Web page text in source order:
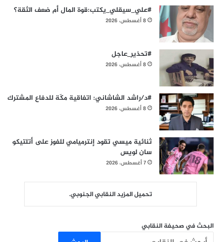
#علي_سيقلي_يكتب:قوة المال أم ضعف الثقة؟
8 أغسطس، 2026
#تحذير_عاجل
8 أغسطس، 2026
#د/راشد الشاشاني: اتفاقية مكّة للدفاع المشترك
8 أغسطس، 2026
ثنائية ميسي تقود إنترميامي للفوز على أتلتيكو
سان لويس
7 أغسطس، 2026
تحميل المزيد النقابي الجنوبي.
البحث في صحيفة النقابي